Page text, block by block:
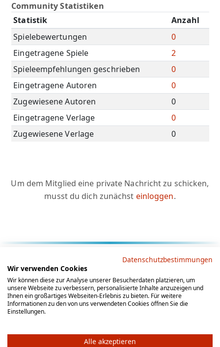
Community Statistiken
Statistik
Anzahl
Spielebewertungen
0
Eingetragene Spiele
2
Spieleempfehlungen geschrieben
0
Eingetragene Autoren
0
Zugewiesene Autoren
0
Eingetragene Verlage
0
Zugewiesene Verlage
0
Um dem Mitglied eine private Nachricht zu schicken,
musst du dich zunächst einloggen.
AGB Datenschutz
Impressum
Social Media
Datenschutzbestimmungen
Wir verwenden Cookies
Wir können diese zur Analyse unserer Besucherdaten platzieren, um
unsere Webseite zu verbessern, personalisierte Inhalte anzuzeigen und
Ihnen ein großartiges Webseiten-Erlebnis zu bieten. Für weitere
Informationen zu den von uns verwendeten Cookies öffnen Sie die
Einstellungen.
Alle akzeptieren